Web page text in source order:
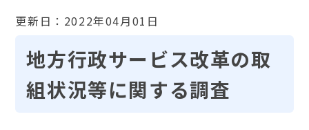
更新日：2022年04月01日
地方行政サービス改革の取
組状況等に関する調査